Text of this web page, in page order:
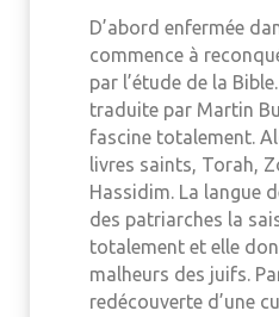
D’abord enfermée
commence à
par l’étude de la
traduite par Martin
fascine totalement.
livres saints, Torah,
Hassidim. La langue
des patriarches la
totalement et elle
malheurs des juifs.
redécouverte d’une